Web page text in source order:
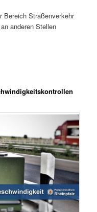
Bereich Straßenverkehr
anderen Stellen